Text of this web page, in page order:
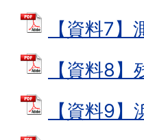
【資料7
【資料8
【資料9